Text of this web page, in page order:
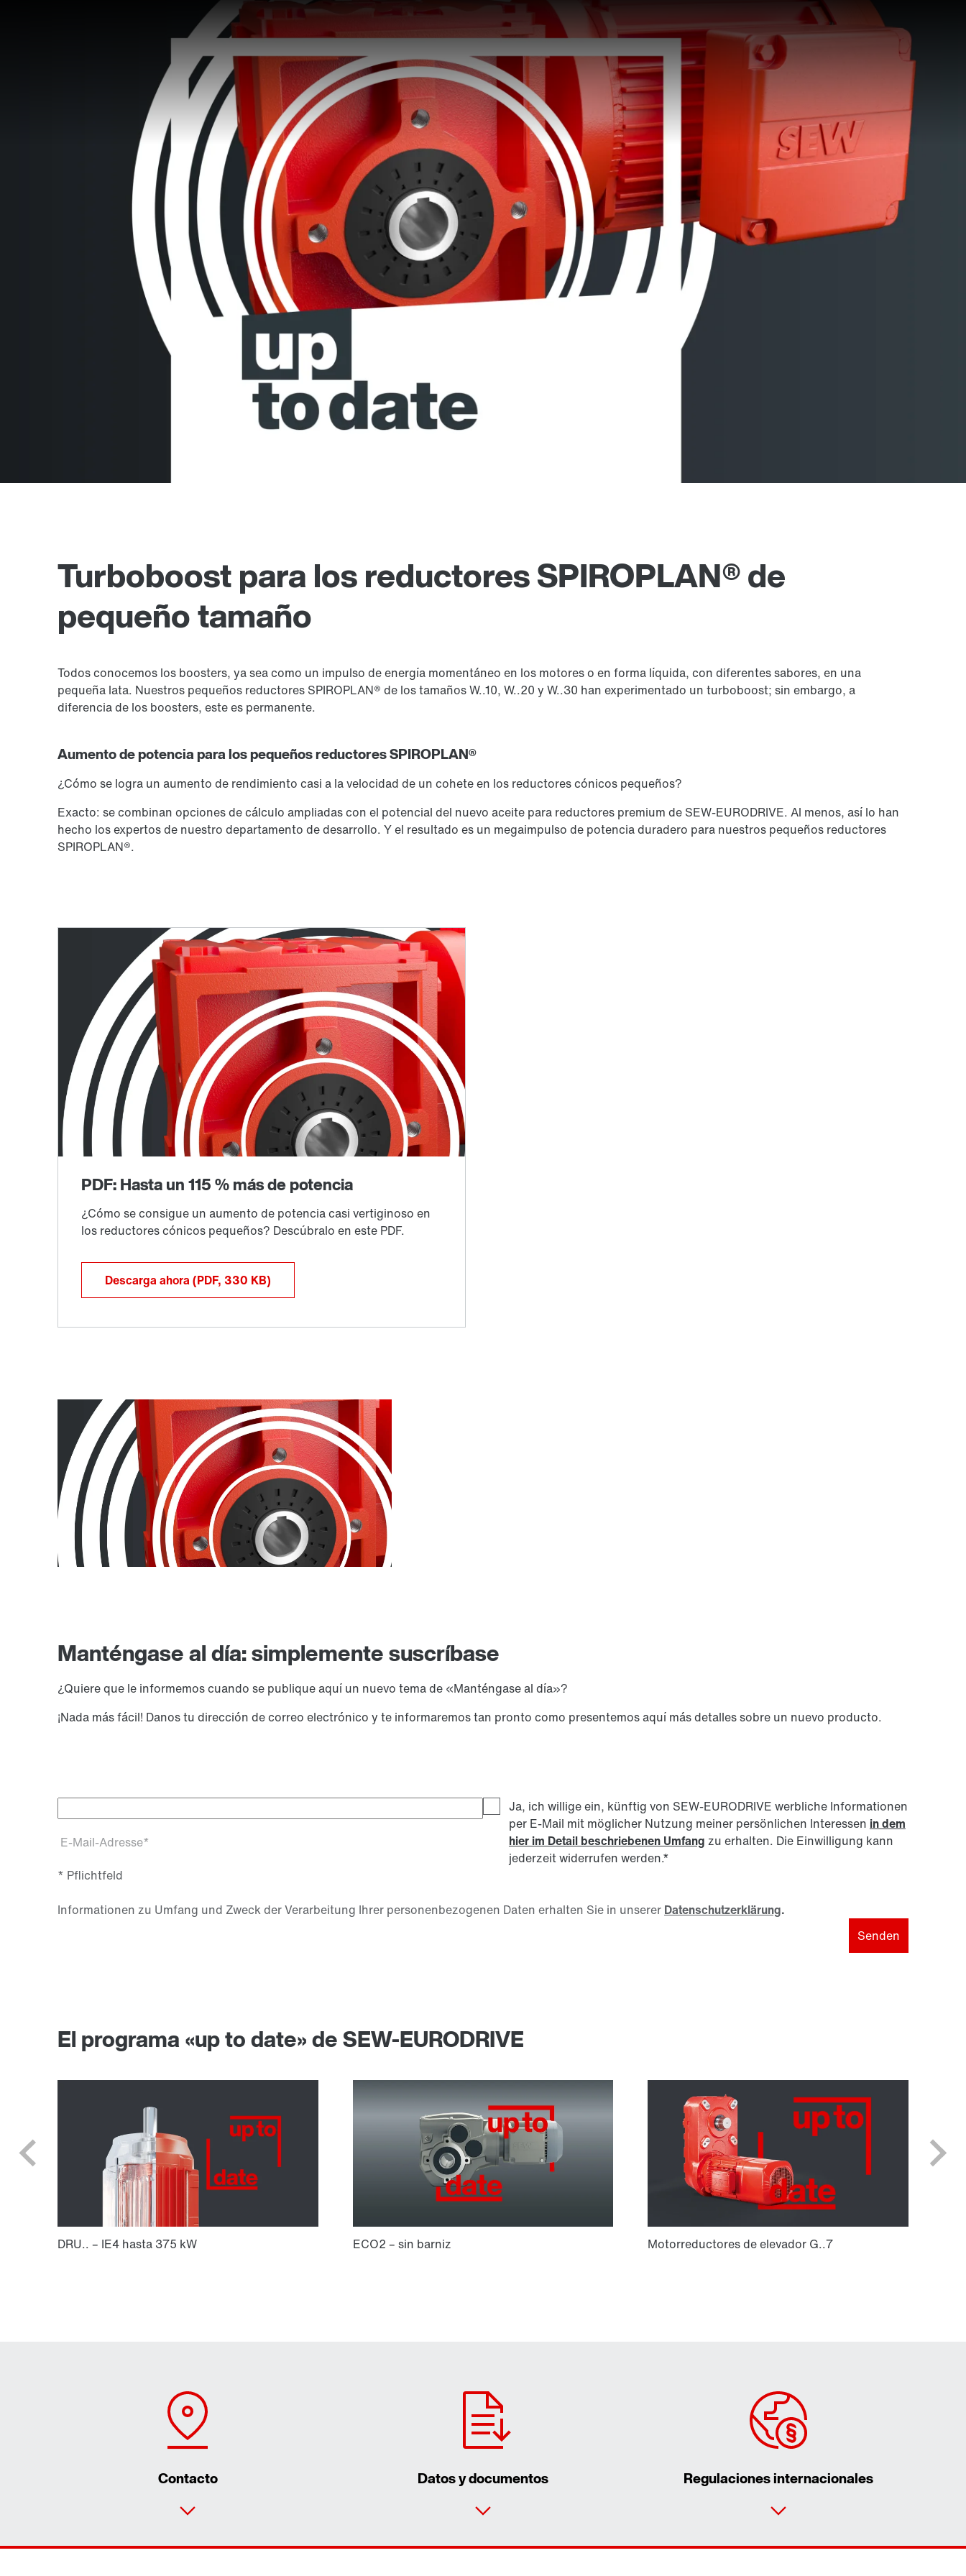
Turboboost para los reductores SPIROPLAN® de
pequeño tamaño
Todos conocemos los boosters, ya sea como un impulso de energía momentáneo en los motores o en forma líquida, con diferentes sabores, en una
pequeña lata. Nuestros pequeños reductores SPIROPLAN® de los tamaños W..10, W..20 y W..30 han experimentado un turboboost; sin embargo, a
diferencia de los boosters, este es permanente.
Aumento de potencia para los pequeños reductores SPIROPLAN®
¿Cómo se logra un aumento de rendimiento casi a la velocidad de un cohete en los reductores cónicos pequeños?
Exacto: se combinan opciones de cálculo ampliadas con el potencial del nuevo aceite para reductores premium de SEW-EURODRIVE. Al menos, así lo han
hecho los expertos de nuestro departamento de desarrollo. Y el resultado es un megaimpulso de potencia duradero para nuestros pequeños reductores
SPIROPLAN®.
Descarga ahora(PDF, 330 KB)
Manténgase al día: simplemente suscríbase
¿Quiere que le informemos cuando se publique aquí un nuevo tema de «Manténgase al día»?
¡Nada más fácil! Danos tu dirección de correo electrónico y te informaremos tan pronto como presentemos aquí más detalles sobre un nuevo producto.
E-Mail-Adresse*
Ja, ich willige ein, künftig von SEW-EURODRIVE werbliche Informationen
per E-Mail mit möglicher Nutzung meiner persönlichen Interessen in dem
hier im Detail beschriebenen Umfang zu erhalten. Die Einwilligung kann
jederzeit widerrufen werden.*
* Pflichtfeld
Informationen zu Umfang und Zweck der Verarbeitung Ihrer personenbezogenen Daten erhalten Sie in unserer Datenschutzerklärung.
Senden
El programa «up to date» de SEW-EURODRIVE
Contacto Datos y documentos Regulaciones internacionales